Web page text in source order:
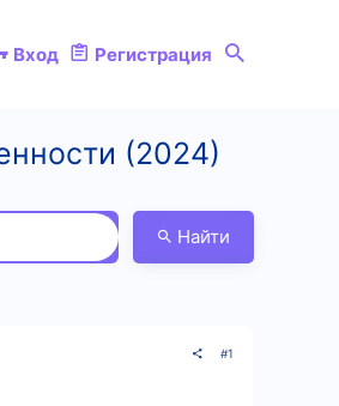
Вход Регистрация
(2024)
Найти
#1